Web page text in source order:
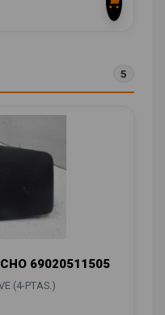
5
69020511505
(4-PTAS.)